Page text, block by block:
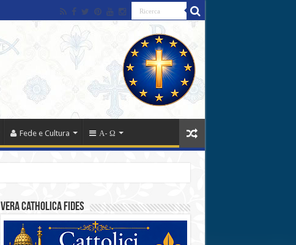
Fede e Cultura Α- Ω
Vera catholica fides